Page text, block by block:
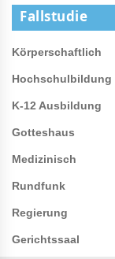
Fallstudie
Körperschaftlich
Hochschulbildung
K-12 Ausbildung
Gotteshaus
Medizinisch
Rundfunk
Regierung
Gerichtssaal